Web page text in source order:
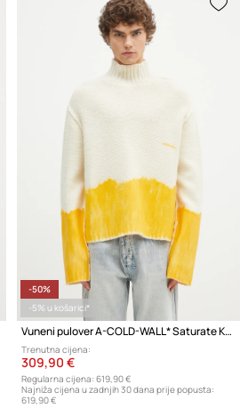
-50%
-5% u košarici*
Vuneni pulover A-COLD-WALL* Saturate Knit High Neck
Trenutna cijena:
309,90 €
Regularna cijena: 619,90 €
Najniža cijena u zadnjih 30 dana prije popusta:
619,90 €